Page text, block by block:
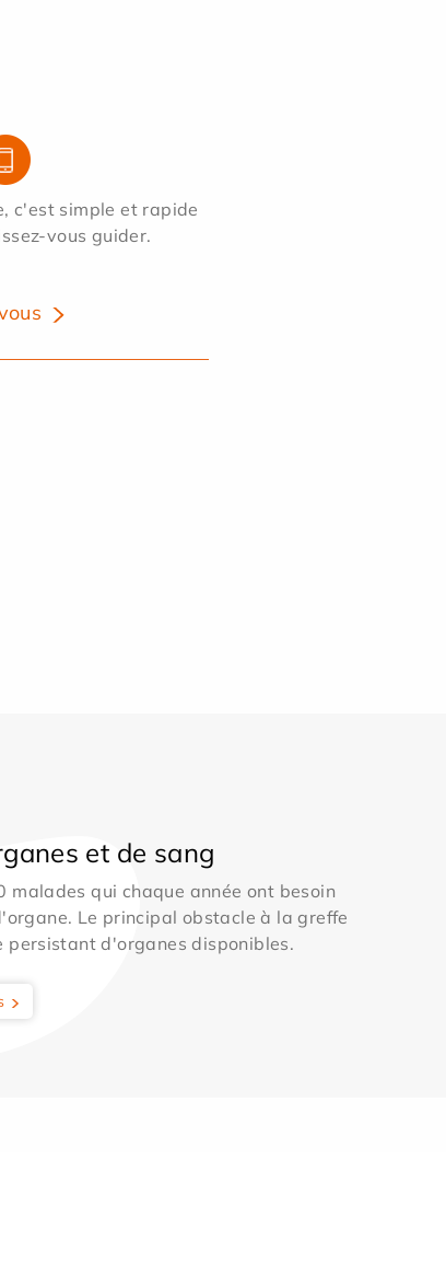
c'est simple et rapide
vous guider.
et de sang
malades qui chaque année ont besoin
Le principal obstacle à la greffe
persistant d'organes disponibles.